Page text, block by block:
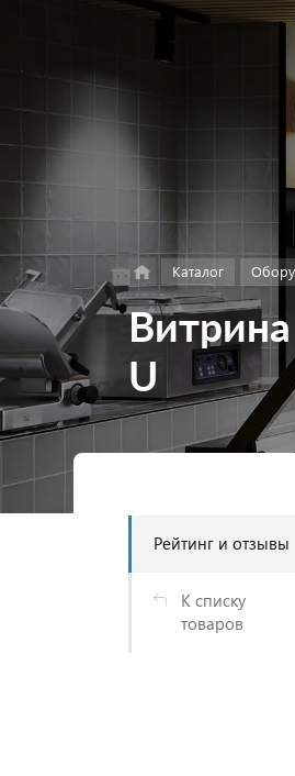
в каталоге
Найти
Каталог
U
Рейтинг и отзывы
К списку
товаров